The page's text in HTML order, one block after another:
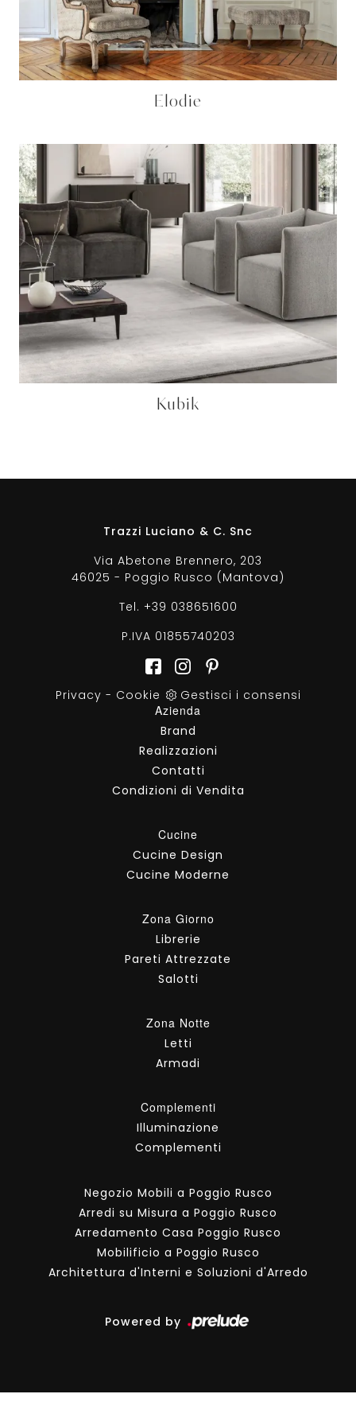
Elodie
Kubik
Trazzi Luciano & C. Snc
Via Abetone Brennero, 203
46025 - Poggio Rusco (Mantova)
Tel. +39 038651600
P.IVA 01855740203
Privacy - Cookie
Gestisci i consensi
Azienda
Brand
Realizzazioni
Contatti
Condizioni di Vendita
Cucine
Cucine Design
Cucine Moderne
Zona Giorno
Librerie
Pareti Attrezzate
Salotti
Zona Notte
Letti
Armadi
Complementi
Illuminazione
Complementi
Negozio Mobili a Poggio Rusco
Arredi su Misura a Poggio Rusco
Arredamento Casa Poggio Rusco
Mobilificio a Poggio Rusco
Architettura d'Interni e Soluzioni d'Arredo
Powered by